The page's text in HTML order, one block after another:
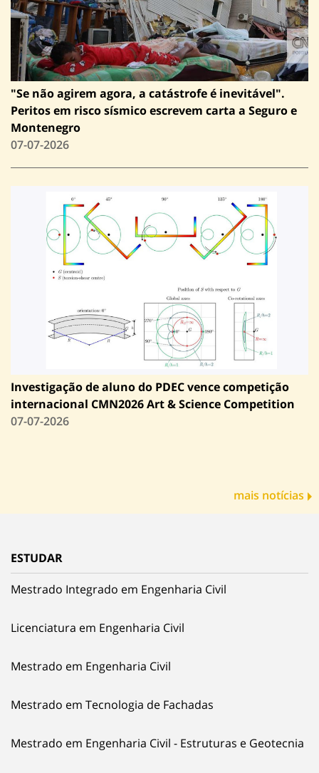
"Se não agirem agora, a catástrofe é inevitável".
Peritos em risco sísmico escrevem carta a Seguro e
Montenegro
07-07-2026
Investigação de aluno do PDEC vence competição
internacional CMN2026 Art & Science Competition
07-07-2026
mais notícias
ESTUDAR
Mestrado Integrado em Engenharia Civil
Licenciatura em Engenharia Civil
Mestrado em Engenharia Civil
Mestrado em Tecnologia de Fachadas
Mestrado em Engenharia Civil - Estruturas e Geotecnia